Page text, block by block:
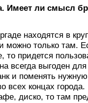
Имеет ли смысл
находятся в
можно только там.
то придется
всегда выгоден
и поменять
всех концах
диско, то там